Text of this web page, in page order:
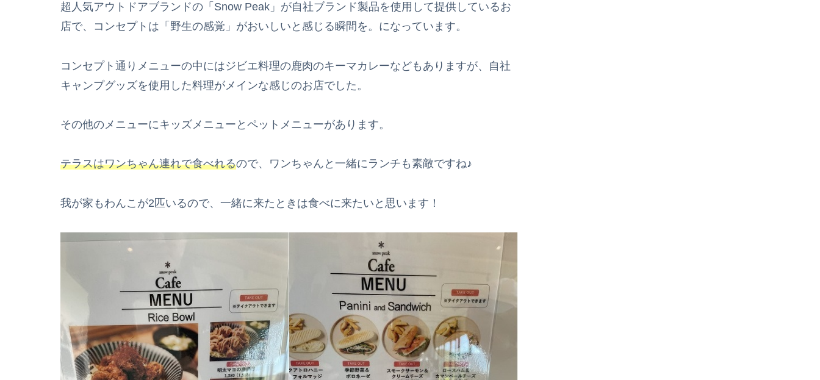
超人気アウトドアブランドの「Snow Peak」が自社ブランド製品を使用して提供しているお
店で、コンセプトは「野生の感覚」がおいしいと感じる瞬間を。になっています。
コンセプト通りメニューの中にはジビエ料理の鹿肉のキーマカレーなどもありますが、自社
キャンプグッズを使用した料理がメインな感じのお店でした。
その他のメニューにキッズメニューとペットメニューがあります。
テラスはワンちゃん連れで食べれるので、ワンちゃんと一緒にランチも素敵ですね♪
我が家もわんこが2匹いるので、一緒に来たときは食べに来たいと思います！